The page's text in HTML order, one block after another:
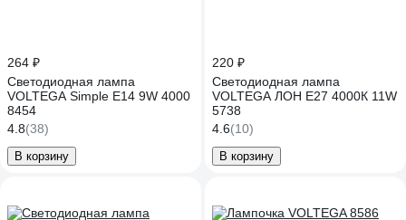
264 ₽
Светодиодная лампа
VOLTEGA Simple Е14 9W 4000
8454
4.8(38)
В корзину
220 ₽
Светодиодная лампа
VOLTEGA ЛОН E27 4000К 11W
5738
4.6(10)
В корзину